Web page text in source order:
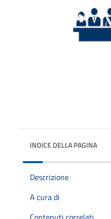
INDICE DELLA PAGINA
Descrizione
A cura di